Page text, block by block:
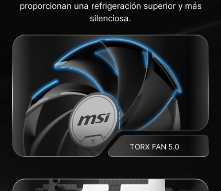
proporcionan una refrigeración superior y más
silenciosa.
TORX FAN 5.0